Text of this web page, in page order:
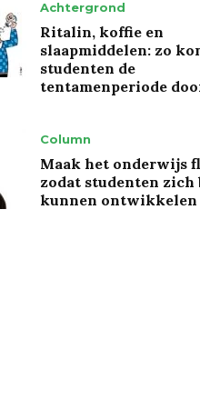
Achtergrond
Ritalin, koffie en
slaapmiddelen: zo
studenten de
tentamenperiode
Column
Maak het onderwijs
zodat studenten zich
kunnen ontwikkelen